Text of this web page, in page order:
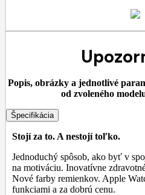
Popis, obrázky a jednotlivé
od zvoleného
Špecifikácia
Stojí za to. A nestojí toľko.
Jednoduchý spôsob, ako byť v
na motiváciu. Inovatívne
Nové farby remienkov. Apple
funkciami a za dobrú cenu.